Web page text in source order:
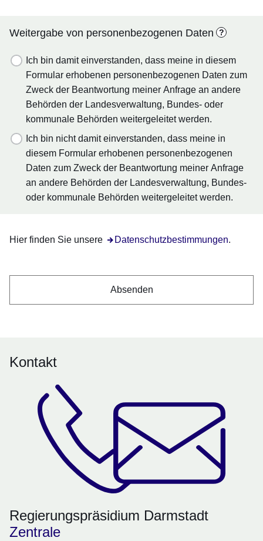
Weitergabe von personenbezogenen Daten ?
Ich bin damit einverstanden, dass meine in diesem
Formular erhobenen personenbezogenen Daten zum
Zweck der Beantwortung meiner Anfrage an andere
Behörden der Landesverwaltung, Bundes- oder
kommunale Behörden weitergeleitet werden.
Ich bin nicht damit einverstanden, dass meine in
diesem Formular erhobenen personenbezogenen
Daten zum Zweck der Beantwortung meiner Anfrage
an andere Behörden der Landesverwaltung, Bundes-
oder kommunale Behörden weitergeleitet werden.
Hier finden Sie unsere Datenschutzbestimmungen
Öffnet sich in einem neuen Fenster
.
Kontakt
Regierungspräsidium Darmstadt
Zentrale